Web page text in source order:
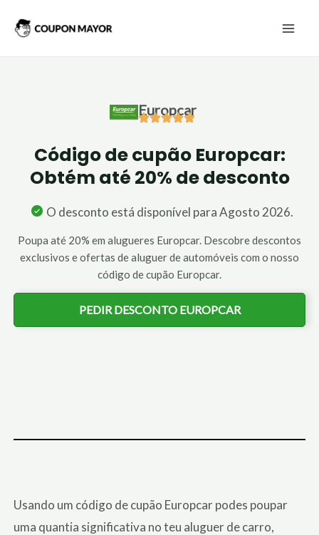
Europcar
Código de cupão Europcar:
Obtém até 20% de desconto
O desconto está disponível para Agosto 2026.
Poupa até 20% em alugueres Europcar. Descobre descontos
exclusivos e ofertas de aluguer de automóveis com o nosso
código de cupão Europcar.
PEDIR DESCONTO EUROPCAR
Usando um código de cupão Europcar podes poupar
uma quantia significativa no teu aluguer de carro,